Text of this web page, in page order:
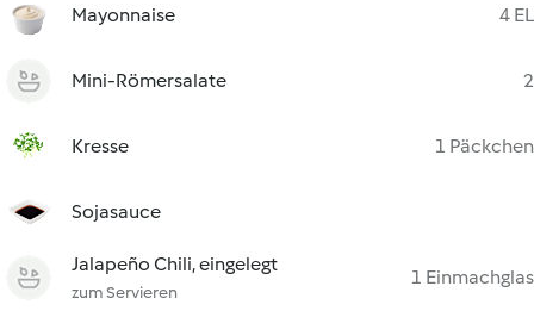
Mayonnaise 4 EL
Mini-Römersalate 2
Kresse 1 Päckchen
Sojasauce
Jalapeño Chili, eingelegt
zum Servieren
1 Einmachglas